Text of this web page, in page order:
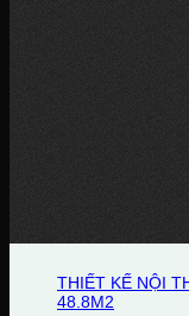
THIẾT KẾ NỘI
48.8M2